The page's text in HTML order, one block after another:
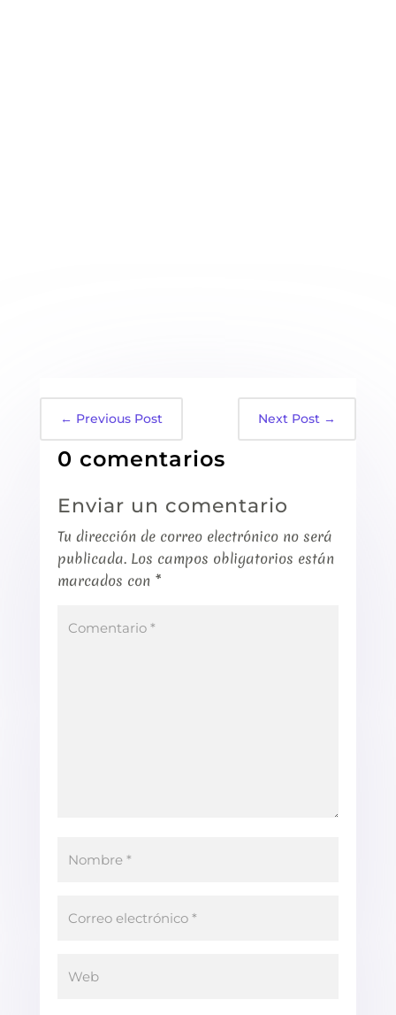
← Previous Post Next Post →
0 comentarios
Enviar un comentario
Tu dirección de correo electrónico no será
publicada. Los campos obligatorios están
marcados con *